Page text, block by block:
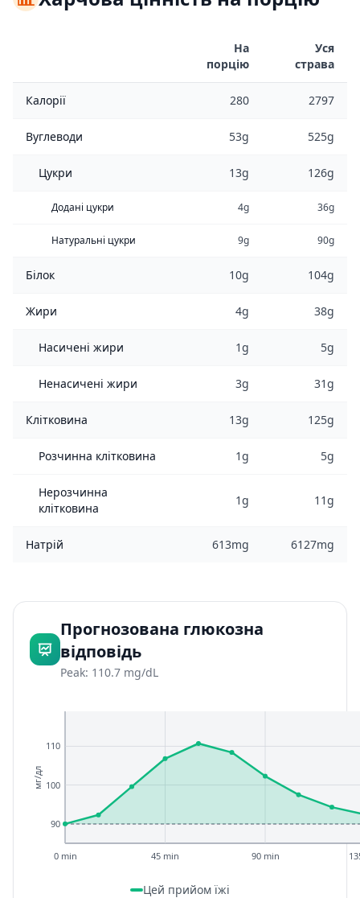
На
порцію
Уся
страва
Калорії 280 2797
Вуглеводи 53g 525g
Цукри 13g 126g
Додані цукри 4g 36g
Натуральні цукри 9g 90g
Білок 10g 104g
Жири 4g 38g
Насичені жири 1g 5g
Ненасичені жири 3g 31g
Клітковина 13g 125g
Розчинна клітковина 1g 5g
Нерозчинна
клітковина
1g 11g
Натрій 613mg 6127mg
Прогнозована глюкозна
відповідь
Peak: 110.7 mg/dL
90
100
110
0 min 45 min 90 min
мг/дл
Цей прийом їжі